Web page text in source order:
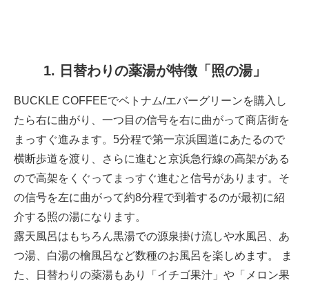
1. 日替わりの薬湯が特徴「照の湯」
BUCKLE COFFEEでベトナム/エバーグリーンを購入し
たら右に曲がり、一つ目の信号を右に曲がって商店街を
まっすぐ進みます。5分程で第一京浜国道にあたるので
横断歩道を渡り、さらに進むと京浜急行線の高架がある
ので高架をくぐってまっすぐ進むと信号があります。そ
の信号を左に曲がって約8分程で到着するのが最初に紹
介する照の湯になります。
露天風呂はもちろん黒湯での源泉掛け流しや水風呂、あ
つ湯、白湯の檜風呂など数種のお風呂を楽しめます。 ま
た、日替わりの薬湯もあり「イチゴ果汁」や「メロン果